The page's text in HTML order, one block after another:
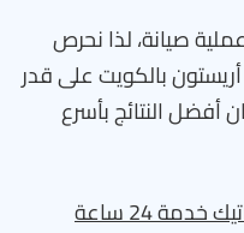
صيانة، لذا نحرص
بالكويت على قدر
النتائج بأسرع
24 ساعة